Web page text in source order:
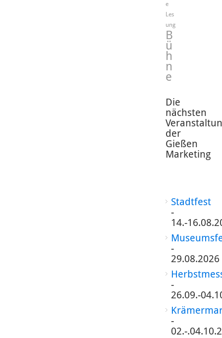
e
Les
ung
B
ü
h
n
e
Die
nächsten
der
Gießen
Marketing
Stadtfest
-
14.-
-
29.08.2026
-
26.09.-
-
02.-